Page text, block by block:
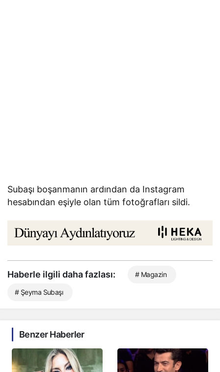
Subaşı boşanmanın ardından da Instagram
hesabından eşiyle olan tüm fotoğrafları sildi.
Haberle ilgili daha fazlası: # Magazin
# Şeyma Subaşı
Benzer Haberler